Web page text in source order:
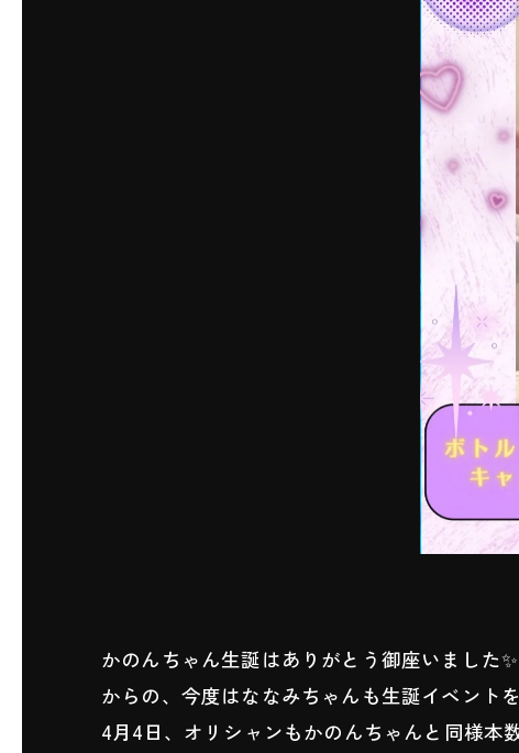
かのんちゃん生誕はありがとう御座いました✨
からの、今度はななみちゃんも生誕イベント
4月4日、オリシャンもかのんちゃんと同様本